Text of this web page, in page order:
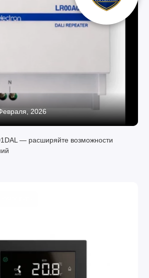
2026
— расширяйте возможности